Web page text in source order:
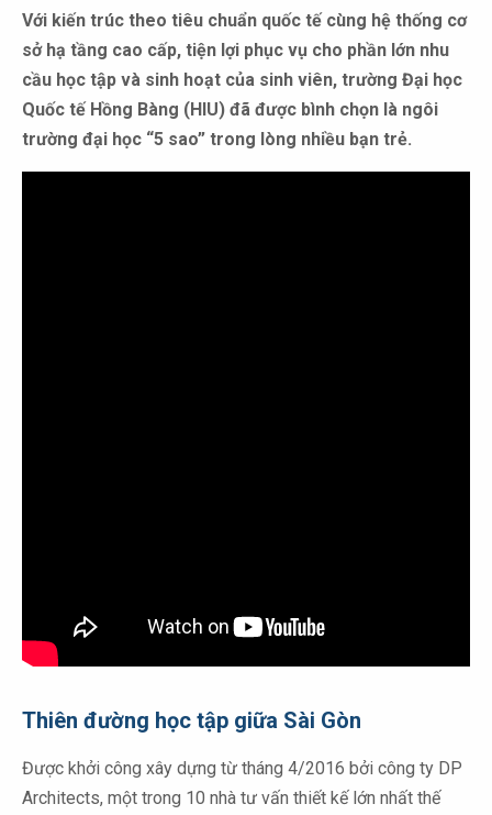
Với kiến trúc theo tiêu chuẩn quốc tế cùng hệ thống cơ
sở hạ tầng cao cấp, tiện lợi phục vụ cho phần lớn nhu
cầu học tập và sinh hoạt của sinh viên, trường Đại học
Quốc tế Hồng Bàng (HIU) đã được bình chọn là ngôi
trường đại học “5 sao” trong lòng nhiều bạn trẻ.
Thiên đường học tập giữa Sài Gòn
Được khởi công xây dựng từ tháng 4/2016 bởi công ty DP
Architects, một trong 10 nhà tư vấn thiết kế lớn nhất thế